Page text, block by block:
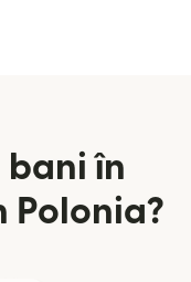
bani în
Polonia?